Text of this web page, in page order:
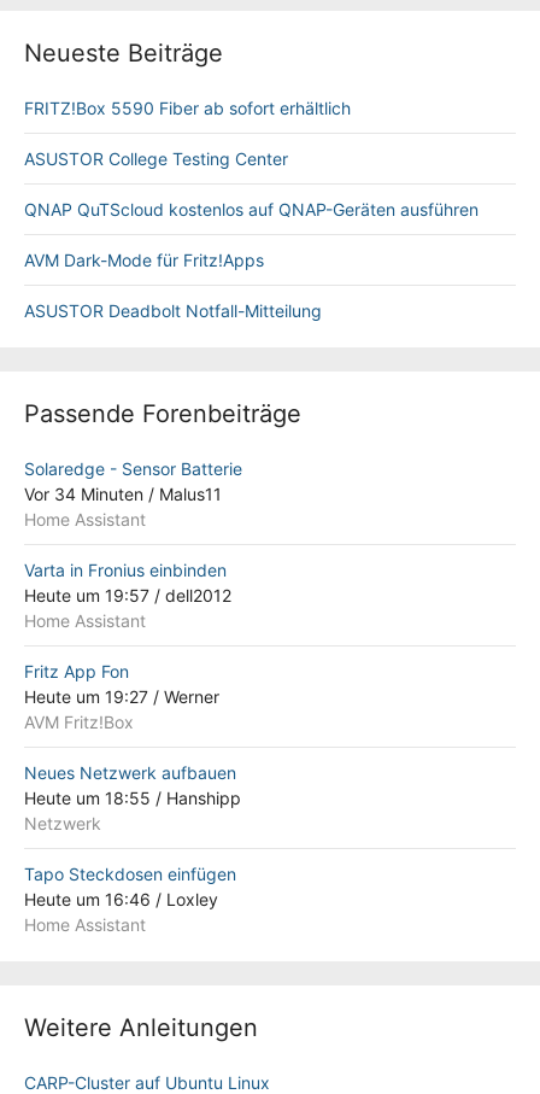
Neueste Beiträge
FRITZ!Box 5590 Fiber ab sofort erhältlich
ASUSTOR College Testing Center
QNAP QuTScloud kostenlos auf QNAP-Geräten ausführen
AVM Dark-Mode für Fritz!Apps
ASUSTOR Deadbolt Notfall-Mitteilung
Passende Forenbeiträge
Solaredge - Sensor Batterie
Vor 34 Minuten / Malus11
Home Assistant
Varta in Fronius einbinden
Heute um 19:57 / dell2012
Home Assistant
Fritz App Fon
Heute um 19:27 / Werner
AVM Fritz!Box
Neues Netzwerk aufbauen
Heute um 18:55 / Hanshipp
Netzwerk
Tapo Steckdosen einfügen
Heute um 16:46 / Loxley
Home Assistant
Weitere Anleitungen
CARP-Cluster auf Ubuntu Linux